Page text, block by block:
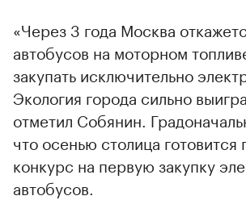
«Через 3 года Москва
автобусов на моторном
закупать исключительно
Экология города сильно
отметил Собянин.
что осенью столица готовится
конкурс на первую закупку
автобусов.